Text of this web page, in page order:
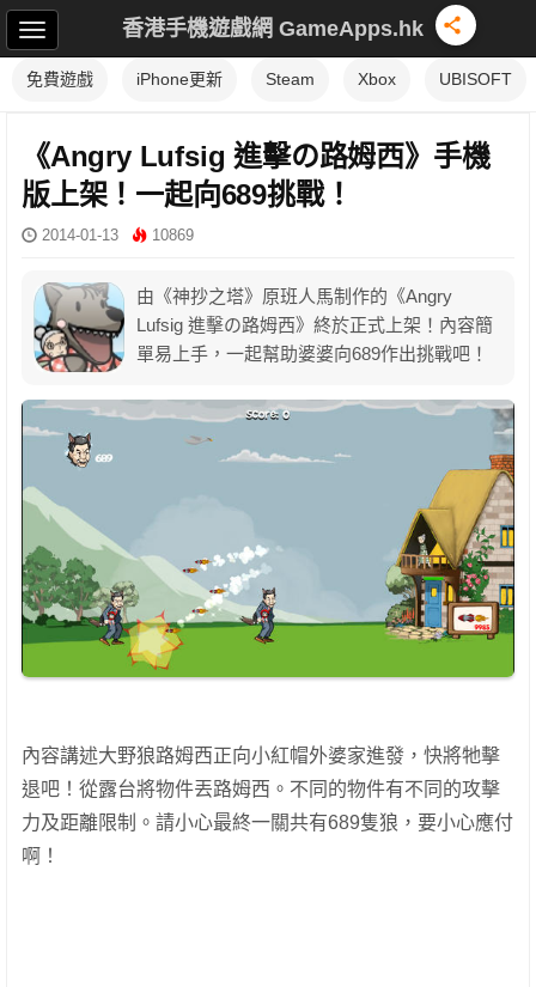
香港手機遊戲網 GameApps.hk
免費遊戲 iPhone更新 Steam Xbox UBISOFT
《Angry Lufsig 進擊の路姆西》手機
版上架！一起向689挑戰！
2014-01-13 10869
由《神抄之塔》原班人馬制作的《Angry
Lufsig 進擊の路姆西》終於正式上架！內容簡
單易上手，一起幫助婆婆向689作出挑戰吧！
內容講述大野狼路姆西正向小紅帽外婆家進發，快將牠擊
退吧！從露台將物件丟路姆西。不同的物件有不同的攻擊
力及距離限制。請小心最終一關共有689隻狼，要小心應付
啊！